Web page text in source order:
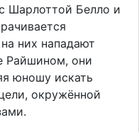
Шарлоттой Белло и
них нападают
Райшином, они
юношу искать
окружённой